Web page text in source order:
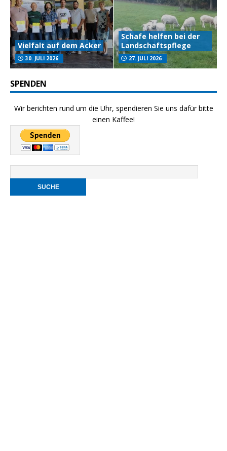
Vielfalt auf dem Acker
30. JULI 2026
Schafe helfen bei der
Landschaftspflege
27. JULI 2026
SPENDEN
Wir berichten rund um die Uhr, spendieren Sie uns dafür bitte
einen Kaffee!